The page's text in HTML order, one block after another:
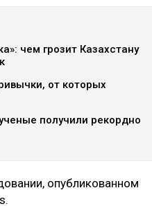
чем грозит Казахстану
от которых
получили рекордно
опубликованном